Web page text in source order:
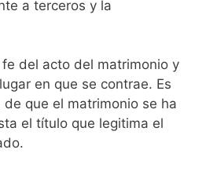
a terceros y la
del acto del matrimonio y
en que se contrae. Es
que el matrimonio se ha
el título que legitima el